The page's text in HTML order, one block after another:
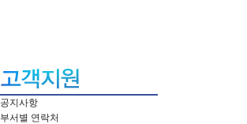
공지사항
부서별 연락처